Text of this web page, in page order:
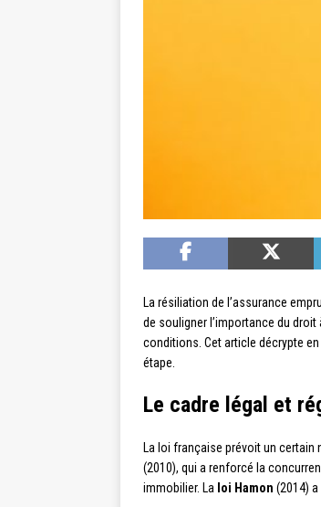
La résiliation de l’assurance
de souligner l’importance du
conditions. Cet article décrypte
étape.
Le cadre légal et
La loi française prévoit un
(2010), qui a renforcé la
immobilier. La loi Hamon (2014)